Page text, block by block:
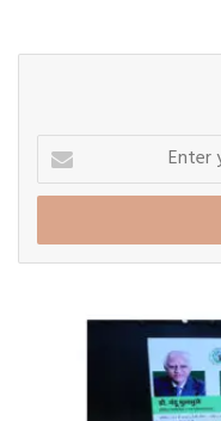
Enter
your
Email